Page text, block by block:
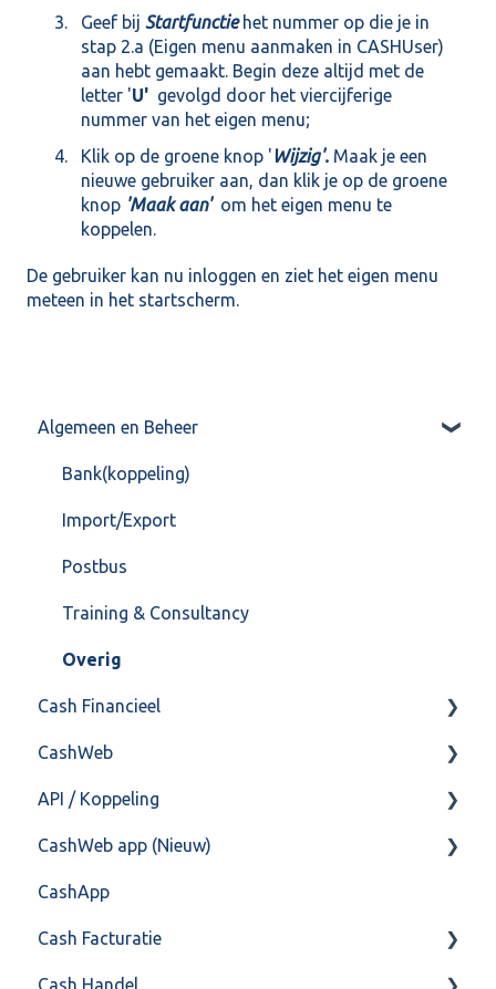
Geef bij Startfunctie het nummer op die je in
stap 2.a (Eigen menu aanmaken in CASHUser)
aan hebt gemaakt. Begin deze altijd met de
letter 'U' gevolgd door het viercijferige
nummer van het eigen menu;
Klik op de groene knop 'Wijzig'. Maak je een
nieuwe gebruiker aan, dan klik je op de groene
knop 'Maak aan' om het eigen menu te
koppelen.
De gebruiker kan nu inloggen en ziet het eigen menu
meteen in het startscherm.
Algemeen en Beheer
Bank(koppeling)
Import/Export
Postbus
Training & Consultancy
Overig
Cash Financieel
Boekhoud
Fiscaal
Overig
CashWeb
CashHero Layout
Mailen vanuit CASHWeb
Algemeen gebruik
API / Koppeling
Algemeen
Api 3.0 (SOAP API)
API 4.0 (REST API)
CashWeb app (Nieuw)
Veel gestelde vragen
CashApp
Cash Facturatie
Factureren
Cash Handel